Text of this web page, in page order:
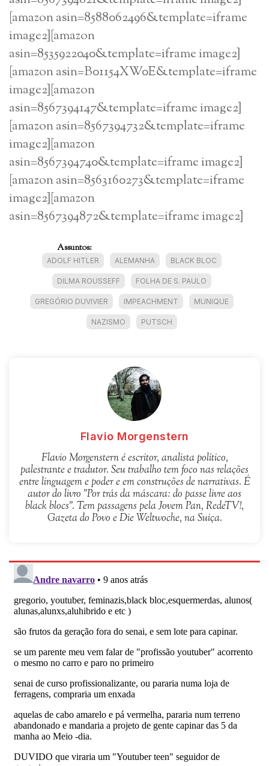
[amazon asin=8588062496&template=iframe
image2][amazon
asin=8535922040&template=iframe image2]
[amazon asin=B01154XW0E&template=iframe
image2][amazon
asin=8567394147&template=iframe image2]
[amazon asin=8567394732&template=iframe
image2][amazon
asin=8567394740&template=iframe image2]
[amazon asin=8563160273&template=iframe
image2][amazon
asin=8567394872&template=iframe image2]
Assuntos:
ADOLF HITLER ALEMANHA BLACK BLOC
DILMA ROUSSEFF FOLHA DE S. PAULO
GREGÓRIO DUVIVIER IMPEACHMENT MUNIQUE
NAZISMO PUTSCH
Flavio Morgenstern
Flavio Morgenstern é escritor, analista político,
palestrante e tradutor. Seu trabalho tem foco nas relações
entre linguagem e poder e em construções de narrativas. É
autor do livro "Por trás da máscara: do passe livre aos
black blocs". Tem passagens pela Jovem Pan, RedeTV!,
Gazeta do Povo e Die Weltwoche, na Suiça.